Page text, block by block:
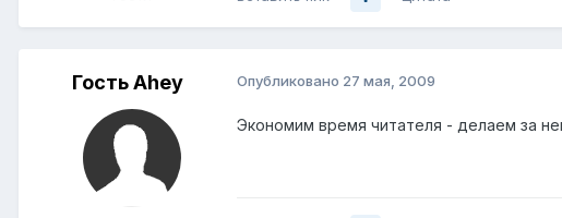
Гость Ahey Опубликовано 27 мая, 2009
Экономим время читателя - делаем за